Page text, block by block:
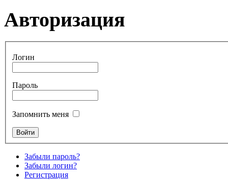
Авторизация
Логин
Пароль
Запомнить меня
Забыли пароль?
Забыли логин?
Регистрация